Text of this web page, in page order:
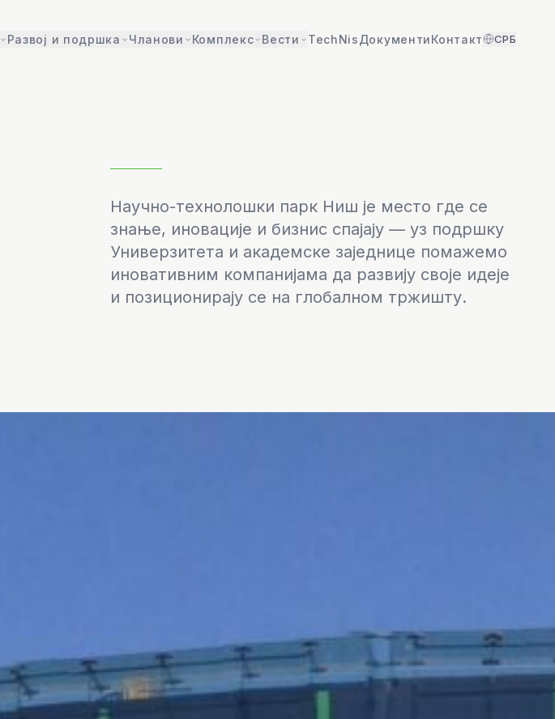
Развој и подршка Чланови Комплекс Вести TechNisДокументиКонтакт СРБ
Научно-технолошки парк Ниш је место где се
знање, иновације и бизнис спајају — уз подршку
Универзитета и академске заједнице помажемо
иновативним компанијама да развију своје идеје
и позиционирају се на глобалном тржишту.